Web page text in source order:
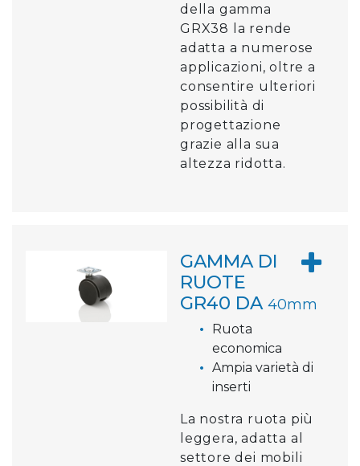
della gamma
GRX38 la rende
adatta a numerose
applicazioni, oltre a
consentire ulteriori
possibilità di
progettazione
grazie alla sua
altezza ridotta.
GAMMA DI
RUOTE
GR40 DA 40mm
Ruota
economica
Ampia varietà di
inserti
La nostra ruota più
leggera, adatta al
settore dei mobili